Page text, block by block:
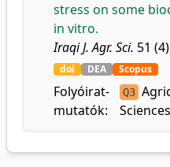
stress on some
in vitro.
Iraqi J. Agr. Sci. 51
doi DEA Scopus
Folyóirat-
mutatók:
Q3